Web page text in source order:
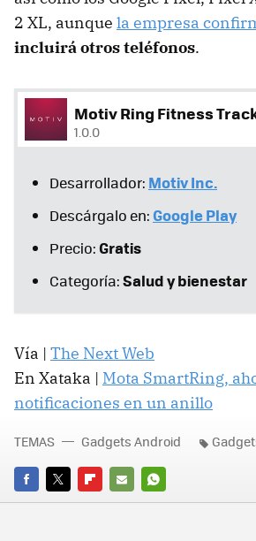
2 XL, aunque la empresa
incluirá otros teléfonos.
Motiv Ring Fitness
1.0.0
Desarrollador: Motiv Inc.
Descárgalo en: Google Play
Precio:Gratis
Categoría:Salud y bienestar
Vía | The Next Web
En Xataka | Mota SmartRing,
notificaciones en un anillo
FACEBOOK
TWITTERFLIPBOARD
E-
WHATSAPP
TEMAS Gadgets Android